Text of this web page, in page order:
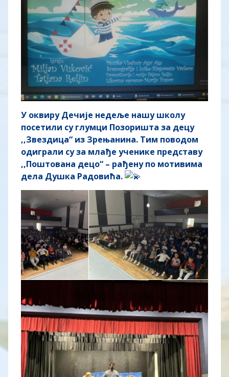
У оквиру Дечије недеље нашу школу
посетили су глумци Позоришта за децу
,,Звездица“ из Зрењанина. Тим поводом
одиграли су за млађе ученике представу
,,Поштована децо“ – рађену по мотивима
дела Душка Радовића.